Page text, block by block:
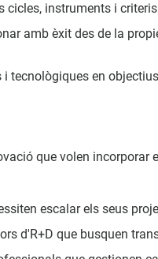
cicles, instruments i
amb èxit des de la
tecnològiques en
que volen
escalar els seus
d'R+D que busquen